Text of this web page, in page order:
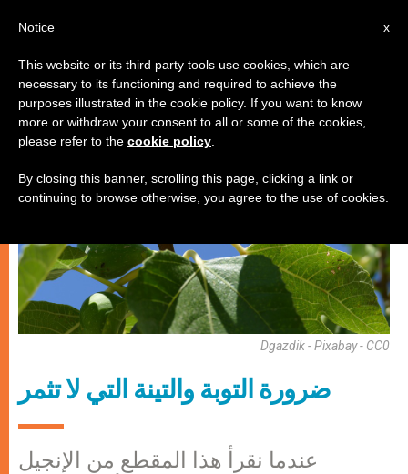
روحانيّة
Dgazdik - Pixabay - CC0
ضرورة التوبة والتينة التي لا تثمر
عندما نقرأ هذا المقطع من الإنجيل
x
Notice
This website or its third party tools use cookies, which are
necessary to its functioning and required to achieve the
purposes illustrated in the cookie policy. If you want to know
more or withdraw your consent to all or some of the cookies,
please refer to the cookie policy
By closing this banner, scrolling this page, clicking a link or
continuing to browse otherwise, you agree to the use of cookies.